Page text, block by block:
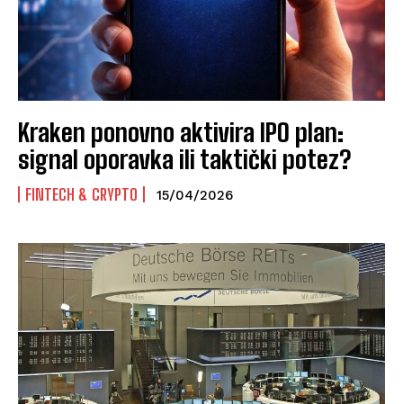
Kraken ponovno aktivira IPO plan:
signal oporavka ili taktički potez?
FINTECH & CRYPTO 15/04/2026